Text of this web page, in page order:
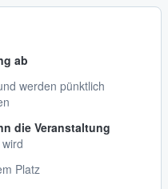
ab
werden pünktlich
die Veranstaltung
Platz